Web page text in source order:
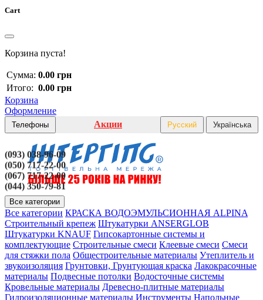
Cart
Корзина пуста!
Сумма: 0.00 грн
Итого: 0.00 грн
Корзина
Оформление
Телефоны
(093) 038-96-09
(050) 717-22-00
(067) 717-22-00
(044) 350-79-81
Акции Русский Українська
Все категории
Все категории КРАСКА ВОДОЭМУЛЬСИОННАЯ ALPINA
Строительный крепеж Штукатурки ANSERGLOB
Штукатурки KNAUF Гипсокартонные системы и
комплектующие Строительные смеси Клеевые смеси Смеси
для стяжки пола Общестроительные материалы Утеплитель и
звукоизоляция Грунтовки, Грунтующая краска Лакокрасочные
материалы Подвесные потолки Водосточные системы
Кровельные материалы Древесно-плитные материалы
Гидроизоляционные материалы Инструменты Напольные